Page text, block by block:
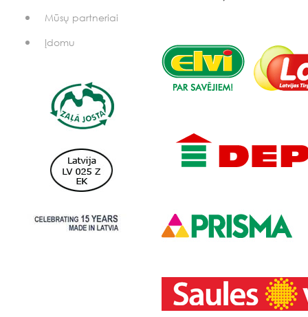
Mūsų partneriai
Įdomu